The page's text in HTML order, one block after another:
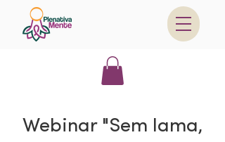
Webinar "Sem lama,